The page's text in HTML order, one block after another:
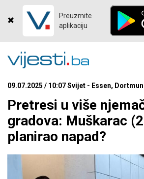
Preuzmite
aplikaciju
09.07.2025 / 10:07 Svijet - Essen,
Pretresi u više
gradova: Muškarac
planirao napad?